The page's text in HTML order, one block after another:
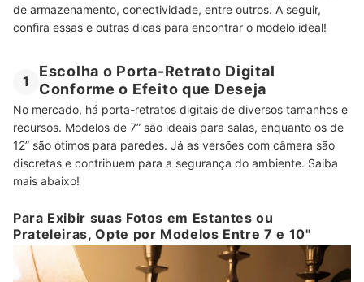
de armazenamento, conectividade, entre outros. A seguir,
confira essas e outras dicas para encontrar o modelo ideal!
1
Escolha o Porta-Retrato Digital
Conforme o Efeito que Deseja
No mercado, há porta-retratos digitais de diversos tamanhos e
recursos. Modelos de 7” são ideais para salas, enquanto os de
12” são ótimos para paredes. Já as versões com câmera são
discretas e contribuem para a segurança do ambiente. Saiba
mais abaixo!
Para Exibir suas Fotos em Estantes ou
Prateleiras, Opte por Modelos Entre 7 e 10"